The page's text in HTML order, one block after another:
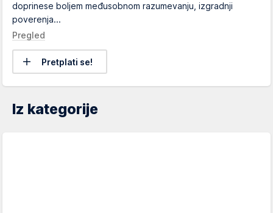
doprinese boljem međusobnom razumevanju, izgradnji
poverenja...
Pregled
Pretplati se!
Iz kategorije